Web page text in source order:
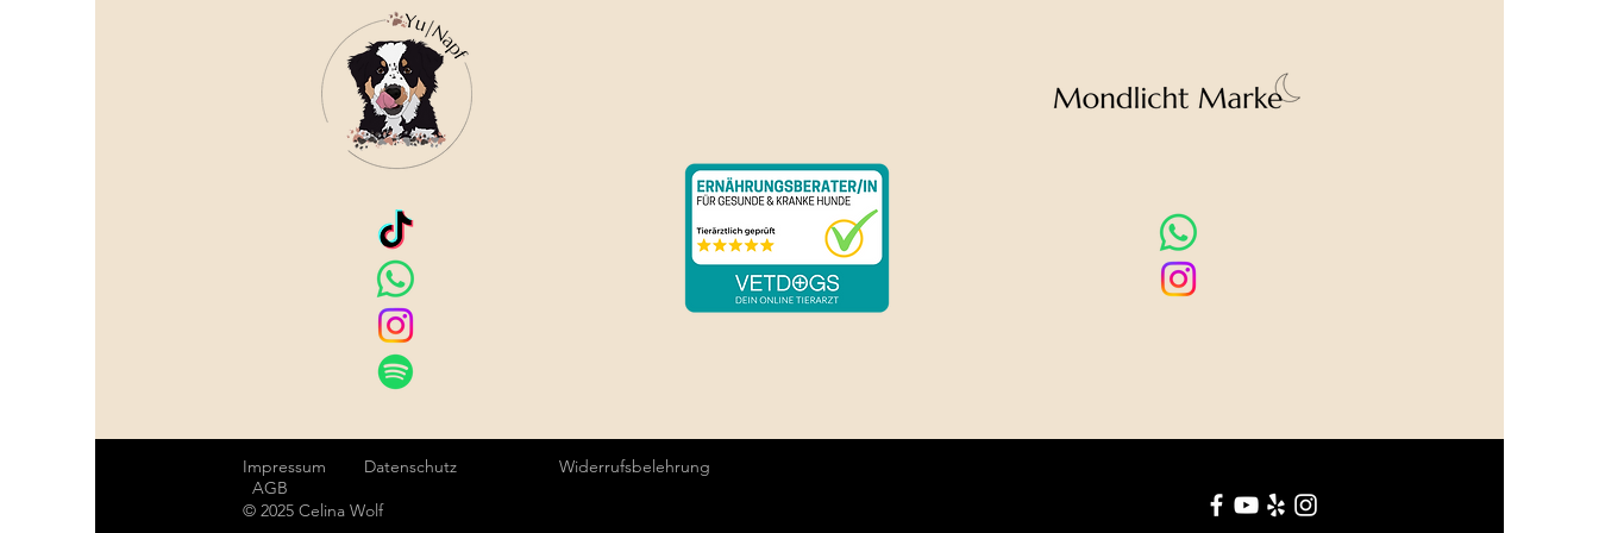
Impressum
Datenschutz
AGB
© 2025 Celina Wolf
Widerrufsbelehrung